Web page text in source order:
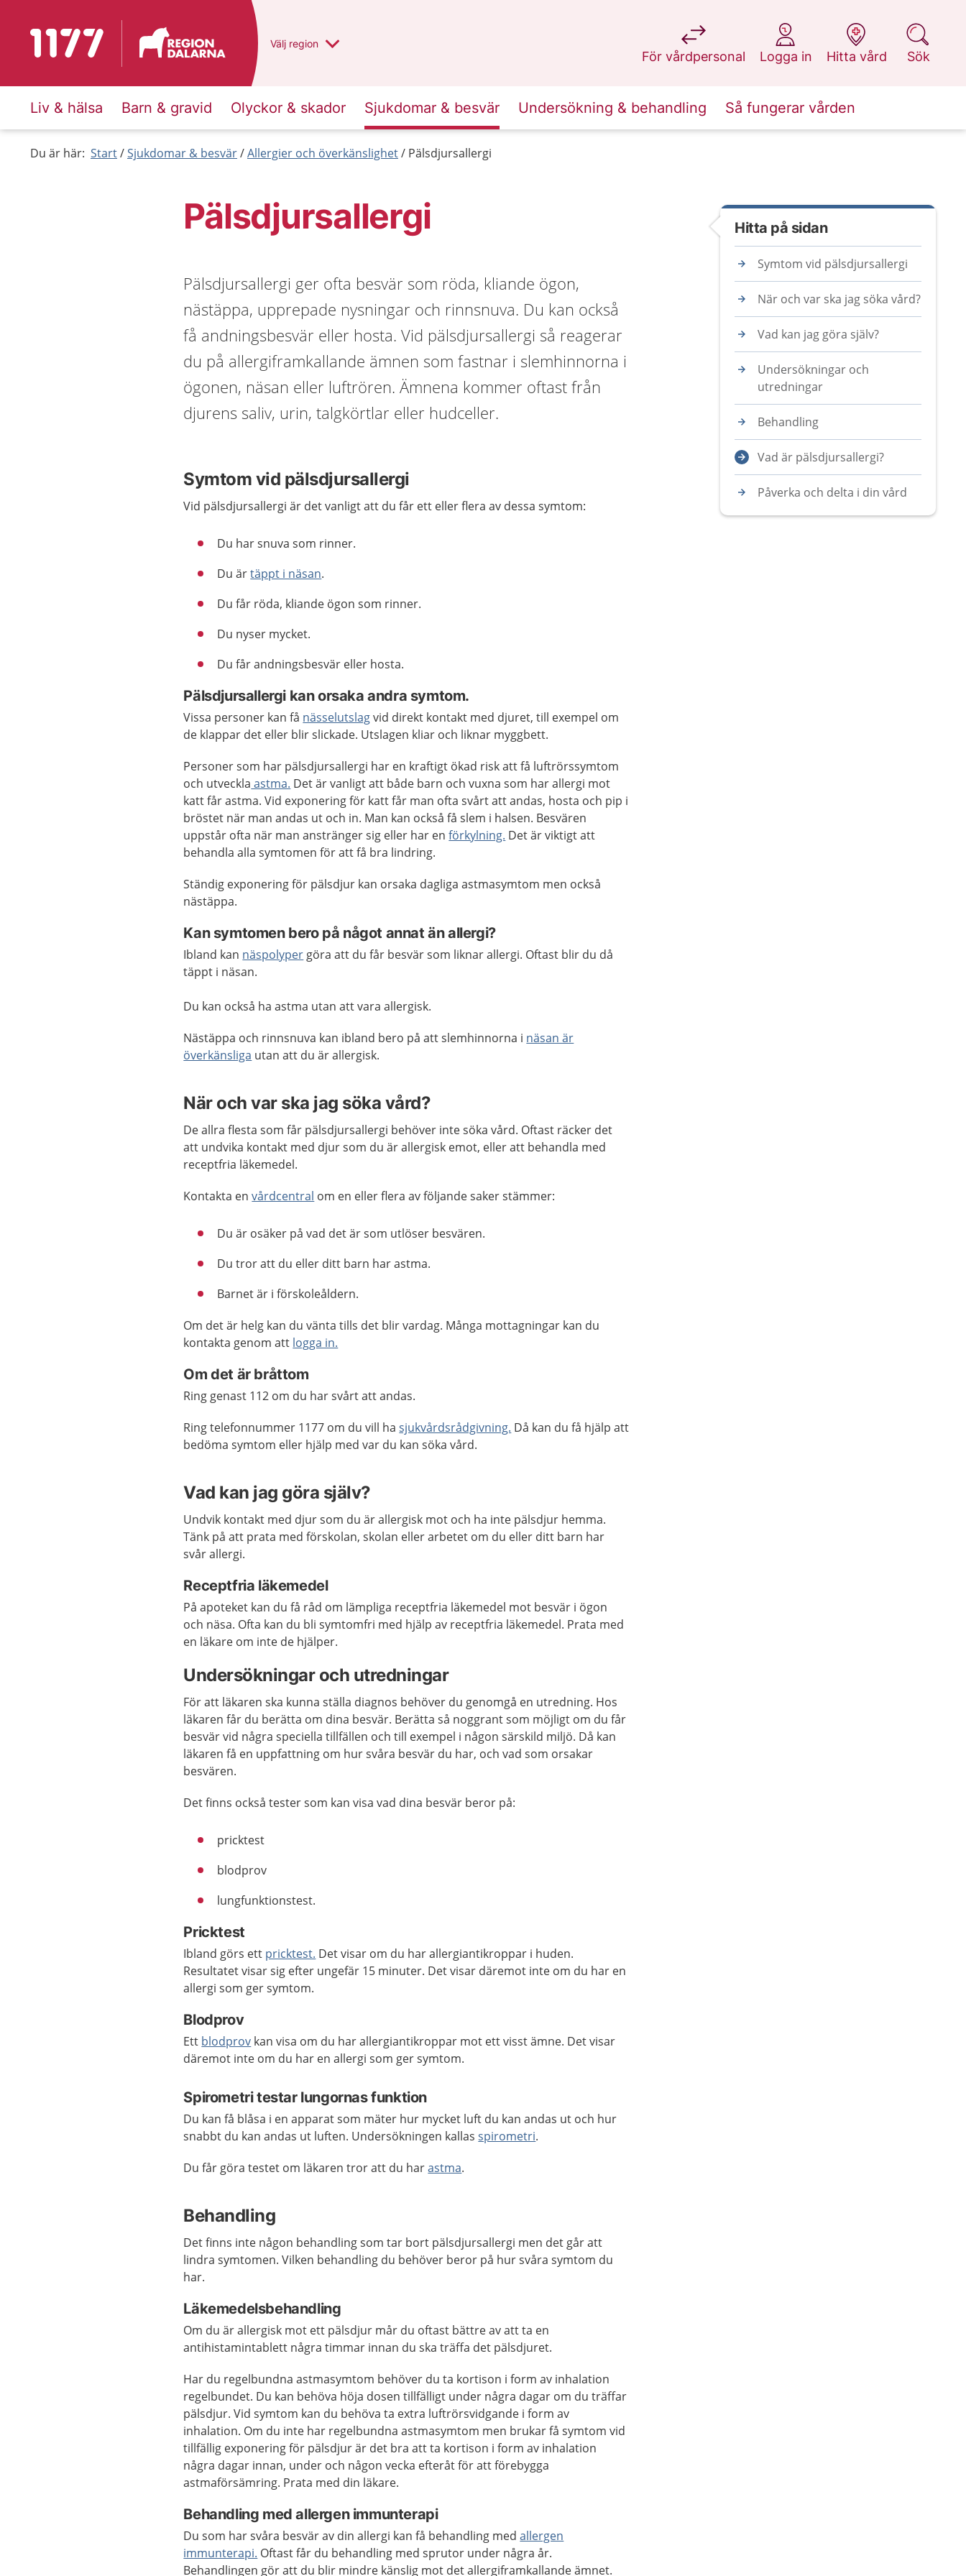
Till startsidan för 1177 Du har valt region
Välj en annan
region
För vårdpersonal
på 1177.se
Logga in
på 1177.se
Hitta vård
på 1177.se
Sök
på 1177.se
Liv & hälsa Barn & gravid Olyckor & skador Sjukdomar & besvär Undersökning & behandling Så fungerar vården
Du är här: Start Sjukdomar & besvär Allergier och överkänslighet Pälsdjursallergi
Pälsdjursallergi
Pälsdjursallergi ger ofta besvär som röda, kliande ögon,
nästäppa, upprepade nysningar och rinnsnuva. Du kan också
få andningsbesvär eller hosta. Vid pälsdjursallergi så reagerar
du på allergiframkallande ämnen som fastnar i slemhinnorna i
ögonen, näsan eller luftrören. Ämnena kommer oftast från
djurens saliv, urin, talgkörtlar eller hudceller.
Symtom vid pälsdjursallergi
Vid pälsdjursallergi är det vanligt att du får ett eller flera av dessa symtom:
Du har snuva som rinner.
Du ärtäppt i näsan.
Du får röda, kliande ögon som rinner.
Du nyser mycket.
Du får andningsbesvär eller hosta.
Pälsdjursallergi kan orsaka andra symtom.
Vissa personer kan få nässelutslagvid direkt kontakt med djuret, till exempel om
de klappar det eller blir slickade. Utslagen kliar och liknar myggbett.
Personer som har pälsdjursallergi har en kraftigt ökad risk att få luftrörssymtom
och utveckla astma. Det är vanligt att både barn och vuxna som har allergi mot
katt får astma. Vid exponering för katt får man ofta svårt att andas, hosta och pip i
bröstet när man andas ut och in. Man kan också få slem i halsen. Besvären
uppstår ofta när man anstränger sig eller har enförkylning. Det är viktigt att
behandla alla symtomen för att få bra lindring.
Ständig exponering för pälsdjur kan orsaka dagliga astmasymtom men också
nästäppa.
Kan symtomen bero på något annat än allergi?
Ibland kan näspolyper göra att du får besvär som liknar allergi. Oftast blir du då
täppt i näsan.
Du kan också ha astma utan att vara allergisk.
Nästäppa och rinnsnuva kan ibland bero på att slemhinnorna i näsan är
överkänsliga utan att du är allergisk.
När och var ska jag söka vård?
De allra flesta som får pälsdjursallergi behöver inte söka vård. Oftast räcker det
att undvika kontakt med djur som du är allergisk emot, eller att behandla med
receptfria läkemedel.
Kontakta envårdcentral om en eller flera av följande saker stämmer:
Du är osäker på vad det är som utlöser besvären.
Du tror att du eller ditt barn har astma.
Barnet är i förskoleåldern.
Om det är helg kan du vänta tills det blir vardag. Många mottagningar kan du
kontakta genom att logga in.
Om det är bråttom
Ring genast 112 om du har svårt att andas.
Ring telefonnummer 1177 om du vill hasjukvårdsrådgivning. Då kan du få hjälp att
bedöma symtom eller hjälp med var du kan söka vård.
Vad kan jag göra själv?
Undvik kontakt med djur som du är allergisk mot och ha inte pälsdjur hemma.
Tänk på att prata med förskolan, skolan eller arbetet om du eller ditt barn har
svår allergi.
Receptfria läkemedel
På apoteket kan du få råd om lämpliga receptfria läkemedel mot besvär i ögon
och näsa. Ofta kan du bli symtomfri med hjälp av receptfria läkemedel. Prata med
en läkare om inte de hjälper.
Undersökningar och utredningar
För att läkaren ska kunna ställa diagnos behöver du genomgå en utredning. Hos
läkaren får du berätta om dina besvär. Berätta så noggrant som möjligt om du får
besvär vid några speciella tillfällen och till exempel i någon särskild miljö. Då kan
läkaren få en uppfattning om hur svåra besvär du har, och vad som orsakar
besvären.
Det finns också tester som kan visa vad dina besvär beror på:
pricktest
blodprov
lungfunktionstest.
Pricktest
Ibland görs ett pricktest. Det visar om du har allergiantikroppar i huden.
Resultatet visar sig efter ungefär 15 minuter. Det visar däremot inte om du har en
allergi som ger symtom.
Blodprov
Ett blodprov kan visa om du har allergiantikroppar mot ett visst ämne. Det visar
däremot inte om du har en allergi som ger symtom.
Spirometri testar lungornas funktion
Du kan få blåsa i en apparat som mäter hur mycket luft du kan andas ut och hur
snabbt du kan andas ut luften. Undersökningen kallasspirometri.
Du får göra testet om läkaren tror att du harastma.
Behandling
Det finns inte någon behandling som tar bort pälsdjursallergi men det går att
lindra symtomen. Vilken behandling du behöver beror på hur svåra symtom du
har.
Läkemedelsbehandling
Om du är allergisk mot ett pälsdjur mår du oftast bättre av att ta en
antihistamintablett några timmar innan du ska träffa det pälsdjuret.
Har du regelbundna astmasymtom behöver du ta kortison i form av inhalation
regelbundet. Du kan behöva höja dosen tillfälligt under några dagar om du träffar
pälsdjur. Vid symtom kan du behöva ta extra luftrörsvidgande i form av
inhalation. Om du inte har regelbundna astmasymtom men brukar få symtom vid
tillfällig exponering för pälsdjur är det bra att ta kortison i form av inhalation
några dagar innan, under och någon vecka efteråt för att förebygga
astmaförsämring. Prata med din läkare.
Behandling med allergen immunterapi
Du som har svåra besvär av din allergi kan få behandling medallergen
immunterapi. Oftast får du behandling med sprutor under några år.
Behandlingen gör att du blir mindre känslig mot det allergiframkallande ämnet.
Hitta på sidan
Symtom vid pälsdjursallergi
När och var ska jag söka vård?
Vad kan jag göra själv?
Undersökningar och
utredningar
Behandling
Vad är pälsdjursallergi?
Påverka och delta i din vård